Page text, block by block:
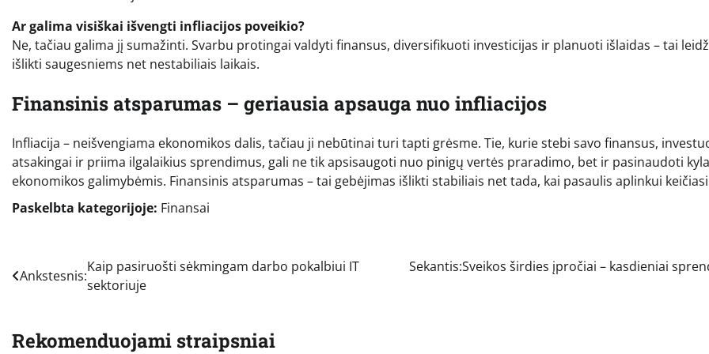
Ar galima visiškai išvengti infliacijos poveikio?
Ne, tačiau galima jį sumažinti. Svarbu protingai valdyti finansus, diversifikuoti investicijas ir planuoti išlaidas – tai
išlikti saugesniems net nestabiliais laikais.
Finansinis atsparumas – geriausia apsauga nuo infliacijos
Infliacija – neišvengiama ekonomikos dalis, tačiau ji nebūtinai turi tapti grėsme. Tie, kurie stebi savo finansus,
atsakingai ir priima ilgalaikius sprendimus, gali ne tik apsisaugoti nuo pinigų vertės praradimo, bet ir pasinaudoti
ekonomikos galimybėmis. Finansinis atsparumas – tai gebėjimas išlikti stabiliais net tada, kai pasaulis aplinkui
Paskelbta kategorijoje: Finansai
Navigacija
įrašų
Ankstesnis:
Kaip pasiruošti sėkmingam darbo pokalbiui IT
sektoriuje
Sekantis:Sveikos širdies įpročiai – kasdieniai
Rekomenduojami straipsniai